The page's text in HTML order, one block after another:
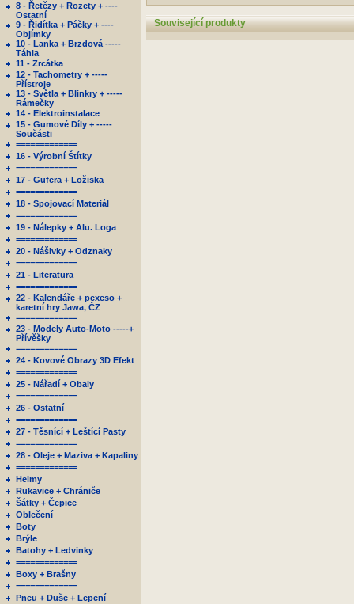
8 - Řetězy + Rozety + ----
Ostatní
9 - Řidítka + Páčky + ----
Objímky
10 - Lanka + Brzdová -----
Táhla
11 - Zrcátka
12 - Tachometry + -----
Přístroje
13 - Světla + Blinkry + -----
Rámečky
14 - Elektroinstalace
15 - Gumové Díly + -----
Součásti
=============
16 - Výrobní Štítky
=============
17 - Gufera + Ložiska
=============
18 - Spojovací Materiál
=============
19 - Nálepky + Alu. Loga
=============
20 - Nášivky + Odznaky
=============
21 - Literatura
=============
22 - Kalendáře + pexeso +
karetní hry Jawa, ČZ
=============
23 - Modely Auto-Moto -----+
Přívěšky
=============
24 - Kovové Obrazy 3D Efekt
=============
25 - Nářadí + Obaly
=============
26 - Ostatní
=============
27 - Těsnící + Leštící Pasty
=============
28 - Oleje + Maziva + Kapaliny
=============
Helmy
Rukavice + Chrániče
Šátky + Čepice
Oblečení
Boty
Brýle
Batohy + Ledvinky
=============
Boxy + Brašny
=============
Pneu + Duše + Lepení
Související produkty